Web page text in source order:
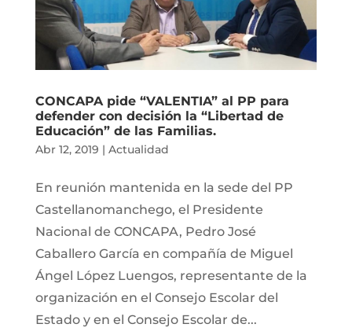
CONCAPA pide “VALENTIA” al PP para
defender con decisión la “Libertad de
Educación” de las Familias.
Abr 12, 2019 | Actualidad
En reunión mantenida en la sede del PP
Castellanomanchego, el Presidente
Nacional de CONCAPA, Pedro José
Caballero García en compañía de Miguel
Ángel López Luengos, representante de la
organización en el Consejo Escolar del
Estado y en el Consejo Escolar de...